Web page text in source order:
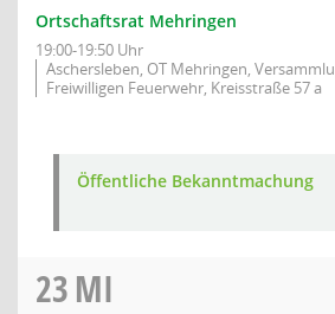
Ortschaftsrat Mehringen
19:00-19:50 Uhr
Aschersleben, OT Mehringen,
Freiwilligen Feuerwehr, Kreisstraße 57 a
Öffentliche Bekanntmachung
23MI